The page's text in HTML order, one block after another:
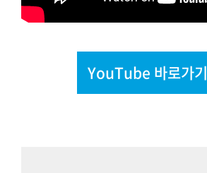
YouTube 바로가기